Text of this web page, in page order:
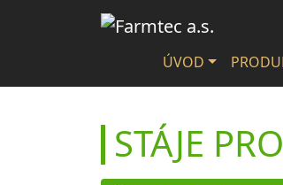
ÚVOD
STÁJE